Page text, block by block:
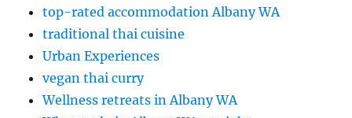
top-rated accommodation Albany WA
traditional thai cuisine
Urban Experiences
vegan thai curry
Wellness retreats in Albany WA